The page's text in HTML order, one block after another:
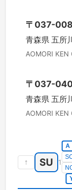
〒 037-
青森県 五所
AOMORI KEN
〒 037-
青森県 五所
AOMORI KEN
↑ SU 1
A